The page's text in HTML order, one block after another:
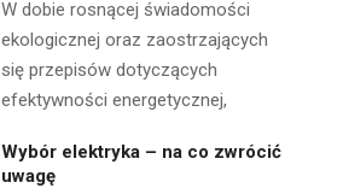
W dobie rosnącej świadomości
ekologicznej oraz zaostrzających
się przepisów dotyczących
efektywności energetycznej,
Wybór elektryka – na co zwrócić
uwagę